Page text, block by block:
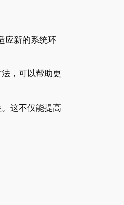
应新的系统环
，可以帮助更
这不仅能提高